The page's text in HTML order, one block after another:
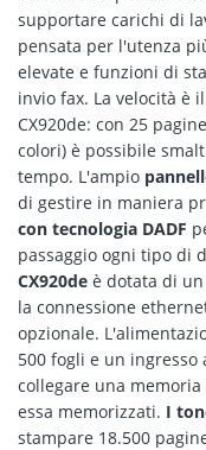
supportare carichi di
pensata per l'utenza
elevate e funzioni di
invio fax. La velocità è
CX920de: con 25
colori) è possibile
tempo. L'ampio
di gestire in maniera
con tecnologia DADF
passaggio ogni tipo di
CX920de è dotata di un
la connessione
opzionale.
500 fogli e un
collegare una
essa memorizzati. I
stampare 18.500